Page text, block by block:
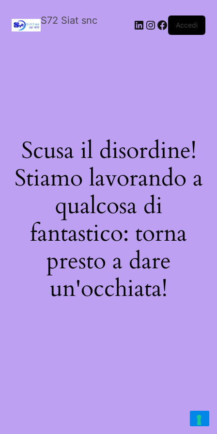
S72 Siat snc LinkedIn
Instagram
Facebook
Accedi
Scusa il disordine!
Stiamo lavorando a
qualcosa di
fantastico: torna
presto a dare
un'occhiata!